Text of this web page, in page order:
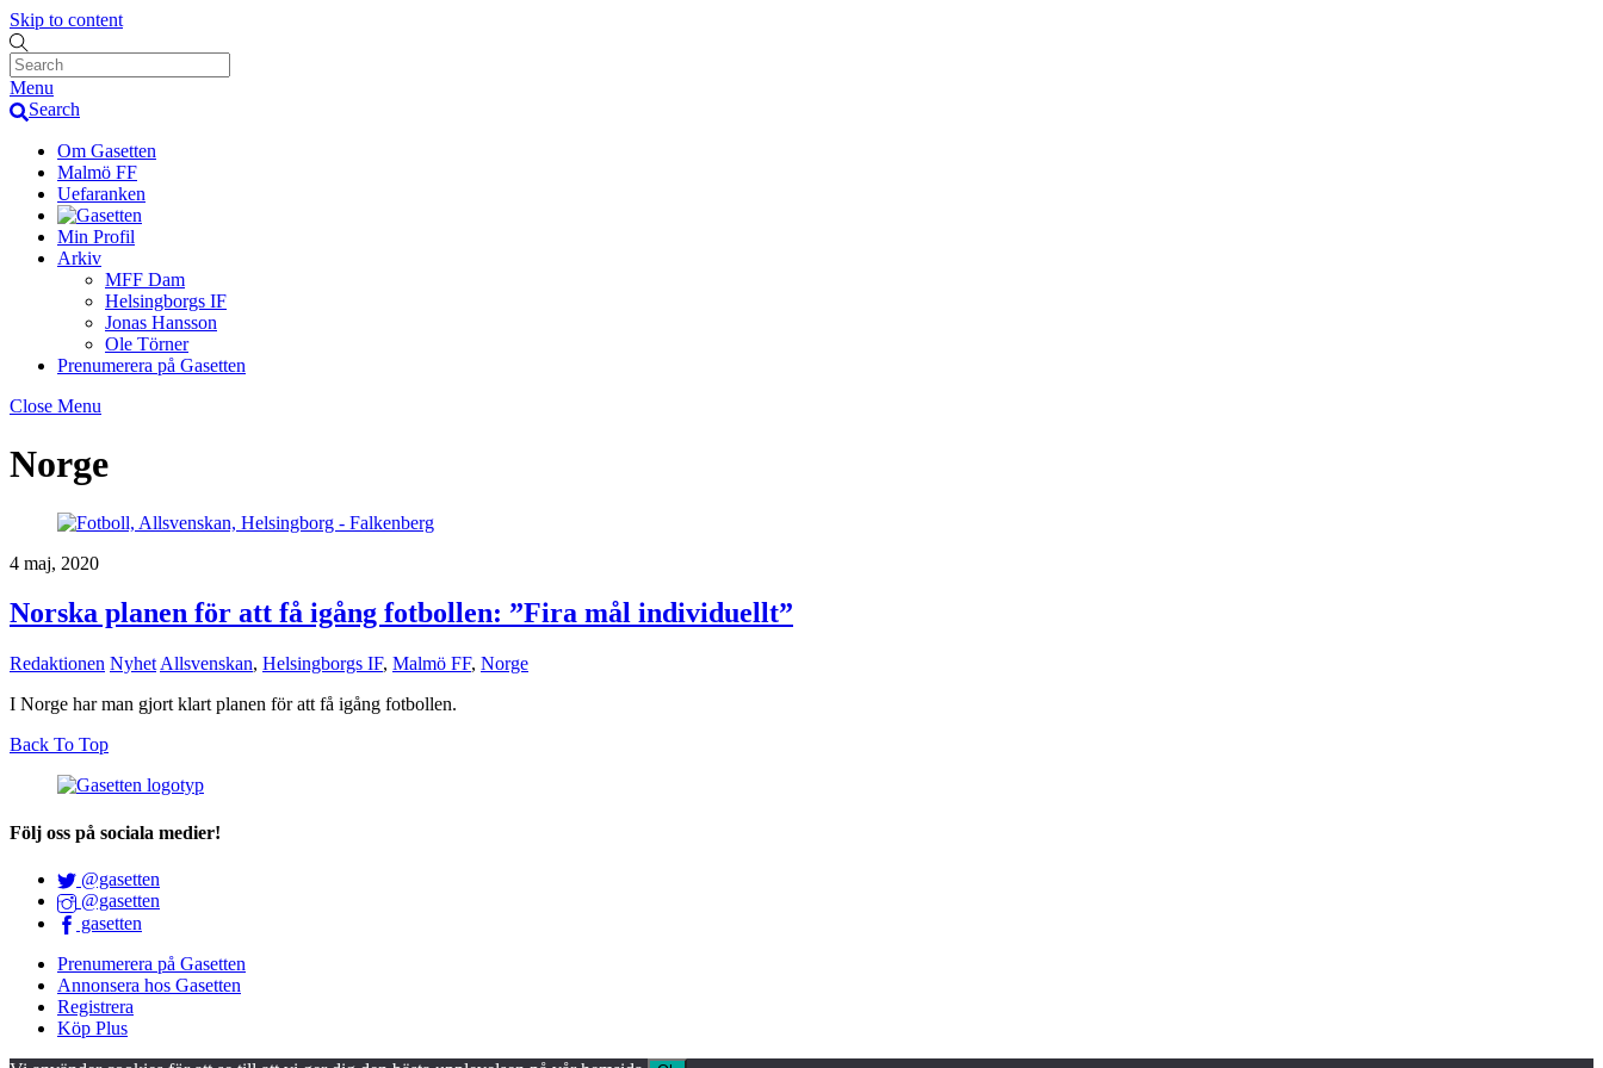
Skip to content
Menu
Search
Om Gasetten
Malmö FF
Uefaranken
Min Profil
Arkiv
MFF Dam
Helsingborgs IF
Jonas Hansson
Ole Törner
Prenumerera på Gasetten
Close Menu
Norge
4 maj, 2020
Norska planen för att få igång fotbollen: ”Fira mål individuellt”
Redaktionen Nyhet Allsvenskan, Helsingborgs IF, Malmö FF, Norge
I Norge har man gjort klart planen för att få igång fotbollen.
Back To Top
Följ oss på sociala medier!
@gasetten
@gasetten
gasetten
Prenumerera på Gasetten
Annonsera hos Gasetten
Registrera
Köp Plus